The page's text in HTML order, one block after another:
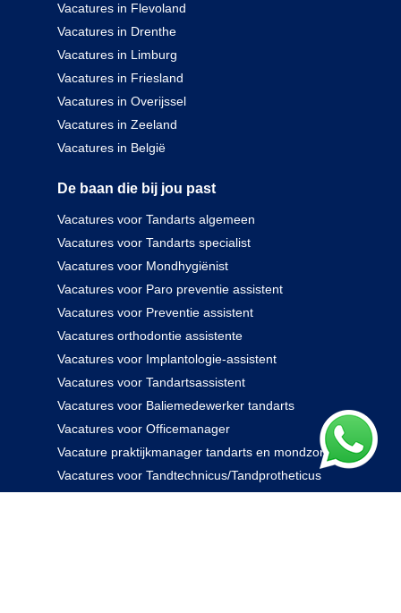
Vacatures in Flevoland
Vacatures in Drenthe
Vacatures in Limburg
Vacatures in Friesland
Vacatures in Overijssel
Vacatures in Zeeland
Vacatures in België
De baan die bij jou past
Vacatures voor Tandarts algemeen
Vacatures voor Tandarts specialist
Vacatures voor Mondhygiënist
Vacatures voor Paro preventie assistent
Vacatures voor Preventie assistent
Vacatures orthodontie assistente
Vacatures voor Implantologie-assistent
Vacatures voor Tandartsassistent
Vacatures voor Baliemedewerker tandarts
Vacatures voor Officemanager
Vacature praktijkmanager tandarts en mondzorg
Vacatures voor Tandtechnicus/Tandprotheticus